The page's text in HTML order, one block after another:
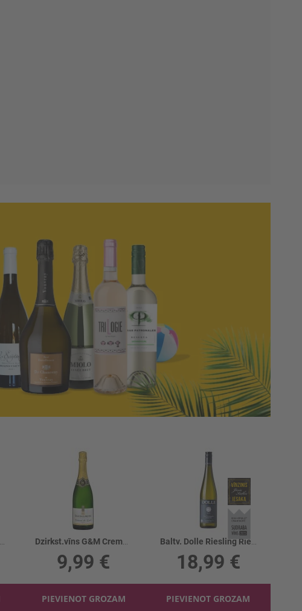
Baltv. Purcari 1827 Chardonnay 13.5% Dzirkst.vīns G&M Cremant de Loire Brut 12.5%
9,99 €
PIEVIENOT GROZAM
Baltv. Dolle Riesling Ried Brunng. 12.5%
18,99 €
PIEVIENOT GROZAM